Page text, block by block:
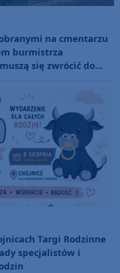
na cmentarzu
burmistrza
się zwrócić do
Targi Rodzinne
specjalistów i